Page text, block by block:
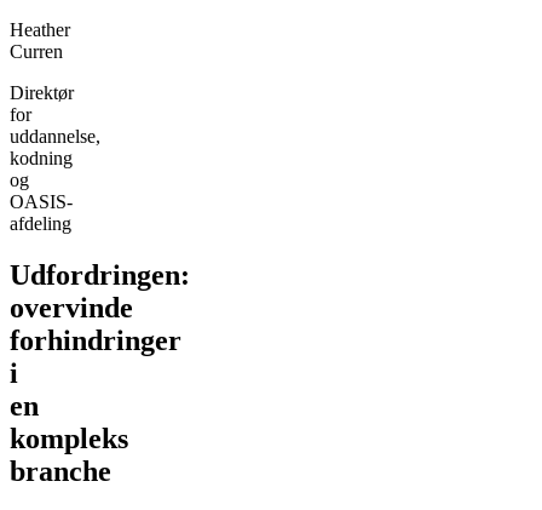
Heather
Curren
Direktør
for
uddannelse,
kodning
og
OASIS-
afdeling
Udfordringen:
overvinde
forhindringer
i
en
kompleks
branche